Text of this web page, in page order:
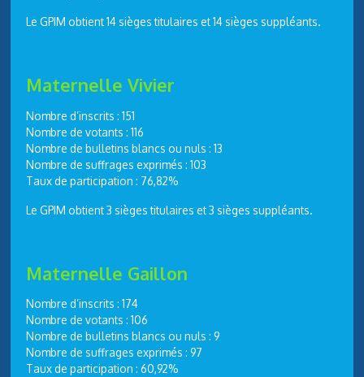
Le GPIM obtient 14 sièges titulaires et 14 sièges suppléants.
Maternelle Vivier
Nombre d’inscrits : 151
Nombre de votants : 116
Nombre de bulletins blancs ou nuls : 13
Nombre de suffrages exprimés : 103
Taux de participation : 76,82%
Le GPIM obtient 3 sièges titulaires et 3 sièges suppléants.
Maternelle Gaillon
Nombre d’inscrits : 174
Nombre de votants : 106
Nombre de bulletins blancs ou nuls : 9
Nombre de suffrages exprimés : 97
Taux de participation : 60,92%